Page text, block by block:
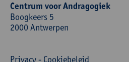
Centrum voor Andragogiek
Boogkeers 5
2000 Antwerpen
Privacy- Cookiebeleid